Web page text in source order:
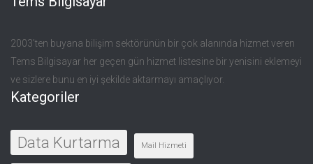
2003’ten buyana bilişim sektörünün bir çok alanında hizmet veren
Tems Bilgisayar her geçen gün hizmet listesine bir yenisini eklemeyi
ve sizlere bunu en iyi şekilde aktarmayı amaçlıyor.
Kategoriler
Data Kurtarma Mail Hizmeti